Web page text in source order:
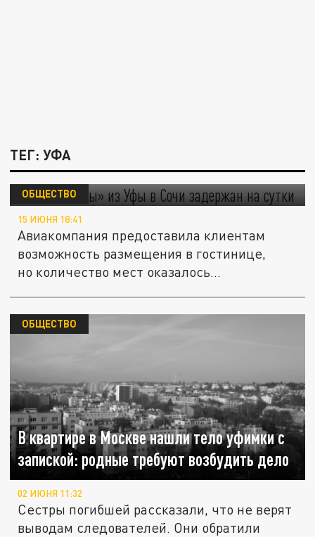
ТЕГ: УФА
Рейс «Победы» из Уфы в Сочи задержан на
сутки
ОБЩЕСТВО
15 ИЮНЯ 18:41
Авиакомпания предоставила клиентам
возможность размещения в гостинице,
но количество мест оказалось...
В квартире в Москве нашли тело уфимки с
запиской: родные требуют возбудить дело
ОБЩЕСТВО
02 ИЮНЯ 11:32
Сестры погибшей рассказали, что не верят
выводам следователей. Они обратили